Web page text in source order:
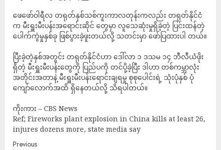
ဖေဖော်ဝါရီလ တရုတ်နှစ်သစ်ကူးကာလတုန်းကလည်း တရုတ်နိုင်ငံ
က မီးရှူးမီးပန်းအရောင်းဆိုင် တွေမှာ လူသေဆုံးမှုရှိခဲ့တဲ့ ပြင်းထန်တဲ့
ပေါက်ကွဲမှုနှစ်ခု ဖြစ်ပွားခဲ့ဖူးတယ်လို့ သတင်းမှာ ဖော်ပြထားပါ တယ်။
ပြီးခဲ့တဲ့နှစ်အတွင်း တရုတ်နိုင်ငံဟာ ဒေါ်လာ ၁ ဒသမ ၁၄ ဘီလီယံဖိုး
ရှိတဲ့ မီးရှူးမီးပန်းတွေကို ပြည်ပကို တင်ပို့ခဲ့ပြီး ဒါဟာ တစ်ကမ္ဘာလုံး
အတိုင်းအတာနဲ့ မီးရှူးမီးပန်းရောင်းချရမှု စုစုပေါင်းရဲ့ သုံးပုံနှစ် ပုံ
ကျော်လောက်အထိ ရှိနေတယ်လို့ သိရပါတယ်။
ကိုးကား – CBS News
Ref; Fireworks plant explosion in China kills at least 26,
injures dozens more, state media say
Previous